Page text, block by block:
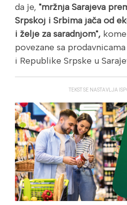
da je, "mržnja Sarajeva
Srpskoj i Srbima jača od
i želje za saradnjom",
povezane sa
i Republike Srpske u
TEKST SE NASTAVLJA